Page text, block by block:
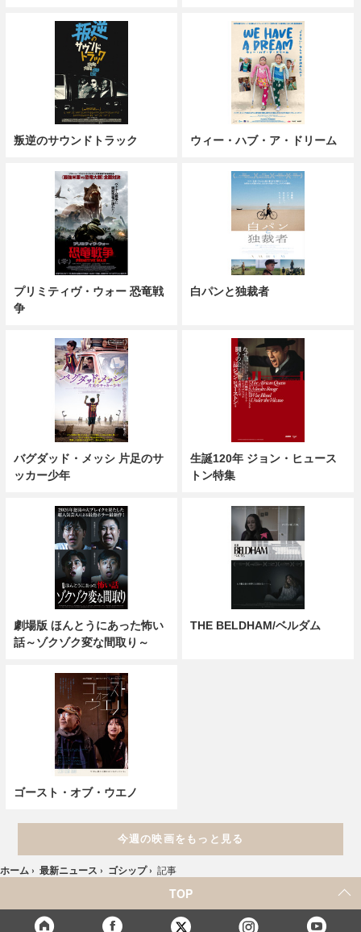
叛逆のサウンドトラック ウィー・ハブ・ア・ドリーム
プリミティヴ・ウォー 恐竜戦
争
白パンと独裁者
バグダッド・メッシ 片足のサ
ッカー少年
生誕120年 ジョン・ヒュース
トン特集
劇場版 ほんとうにあった怖い
話～ゾクゾク変な間取り～
THE BELDHAM/ベルダム
ゴースト・オブ・ウエノ
今週の映画をもっと見る
ホーム › 最新ニュース › ゴシップ › 記事
TOP